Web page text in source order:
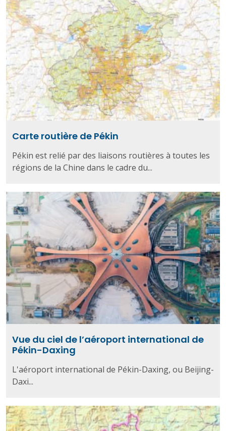
Carte routière de Pékin
Pékin est relié par des liaisons routières à toutes les
régions de la Chine dans le cadre du...
Vue du ciel de l’aéroport international de
Pékin-Daxing
L'aéroport international de Pékin-Daxing, ou Beijing-
Daxi...